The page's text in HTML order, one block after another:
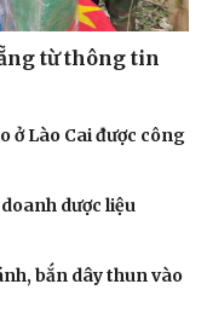
từ thông tin
ở Lào Cai được công
dược liệu
bắn dây thun vào